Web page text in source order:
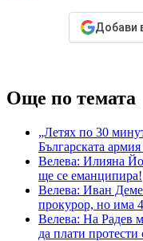
Добави
Още по темата
„Летях по 30
Българската
Велева: Илияна
ще се еманципира!
Велева: Иван
прокурор, но има
Велева: На Радев
да плати протести